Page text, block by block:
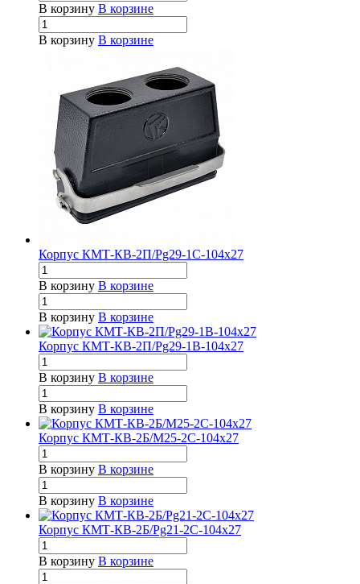
В корзину В корзине
В корзину В корзине
Корпус КМТ-КВ-2П/Pg29-1С-104х27
В корзину В корзине
В корзину В корзине
Корпус КМТ-КВ-2П/Pg29-1В-104х27
В корзину В корзине
В корзину В корзине
Корпус КМТ-КВ-2Б/М25-2С-104х27
В корзину В корзине
В корзину В корзине
Корпус КМТ-КВ-2Б/Pg21-2С-104х27
В корзину В корзине